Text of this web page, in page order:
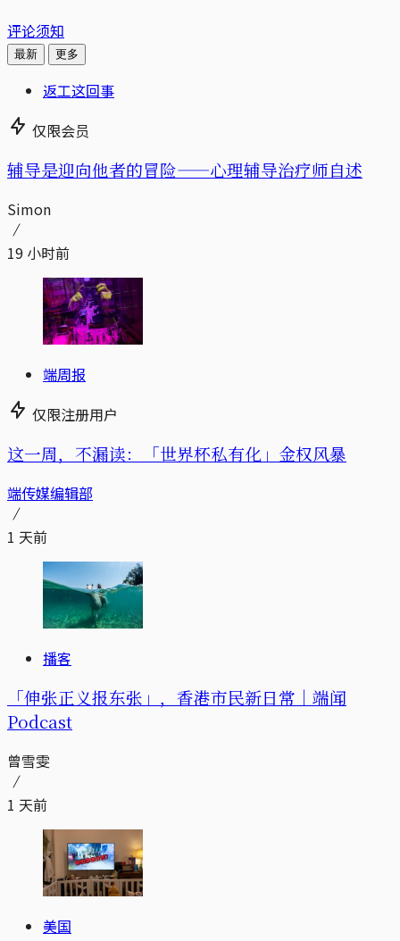
评论须知
最新 更多
返工这回事
仅限会员
辅导是迎向他者的冒险——心理辅导治疗师自述
Simon
19 小时前
端周报
仅限注册用户
这一周，不漏读：「世界杯私有化」金权风暴
端传媒编辑部
1 天前
播客
「伸张正义报东张」，香港市民新日常｜端闻
Podcast
曾雪雯
1 天前
美国